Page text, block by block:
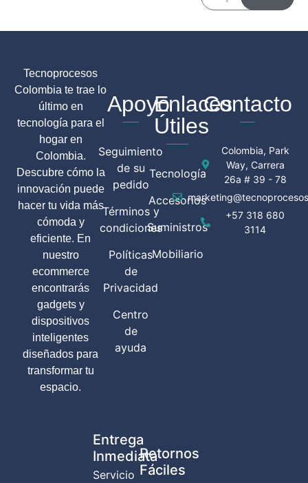
Tecnoprocesos
Colombia te trae lo
último en
tecnología para el
hogar en
Colombia.
Descubre cómo la
innovación puede
hacer tu vida más
cómoda y
eficiente. En
nuestro
ecommerce
encontrarás
gadgets y
dispositivos
inteligentes
diseñados para
transformar tu
espacio.
Entrega
Inmediata
Servicio
Retornos
Fáciles
Apoyo
Seguimiento
de su
pedido
Términos y
condiciones
Políticas
de
Privacidad
Centro
de
ayuda
Enlaces
Útiles
Tecnología
Accesorios
Suministros
Mobiliario
Contacto
Colombia, Park
Way, Carrera
26a # 39 - 78
+57 318 680
3114